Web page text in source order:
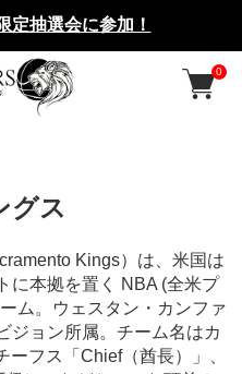
定抽選会に参加！
0
グス
Kings）は、米国は
に本拠を置く NBA (全米プ
ム。ウェスタン・カンファ
ジョン所属。チーム名はカ
フス「Chief（酋長）」、